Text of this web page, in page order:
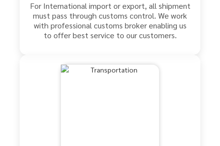
For International import or export, all shipment
must pass through customs control. We work
with professional customs broker enabling us
to offer best service to our customers.